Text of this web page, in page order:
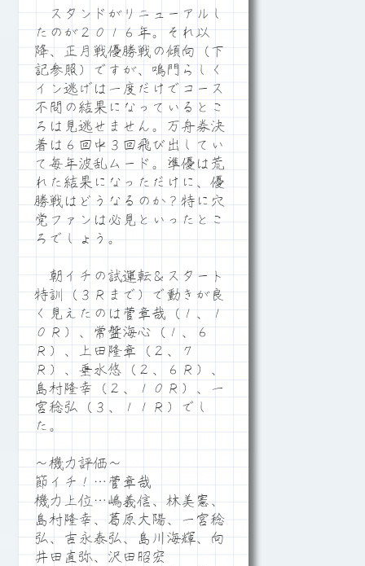
スタンドがリニューアルし
たのが２０１６年。それ以
降、正月戦優勝戦の傾向（下
記参照）ですが、鳴門らしく
イン逃げは一度だけでコース
不問の結果になっているとこ
ろは見逃せません。万舟券決
着は６回中３回飛び出してい
て毎年波乱ムード。準優は荒
れた結果になっただけに、優
勝戦はどうなるのか？特に穴
党ファンは必見といったとこ
ろでしょう。
朝イチの試運転＆スタート
特訓（３Ｒまで）で動きが良
く見えたのは菅章哉（１、１
０Ｒ）、常盤海心（１、６
Ｒ）、上田隆章（２、７
Ｒ）、垂水悠（２、６Ｒ）、
島村隆幸（２、１０Ｒ）、一
宮稔弘（３、１１Ｒ）でし
た。
～機力評価～
節イチ！…菅章哉
機力上位…嶋義信、林美憲、
島村隆幸、葛原大陽、一宮稔
弘、吉永泰弘、島川海輝、向
井田直弥、沢田昭宏